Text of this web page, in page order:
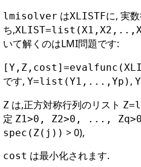
lmisolver はXLISTFに, 実
ち,
いて解くのはLMI問題です:
です, Y=list(Y1,...,Yp) ,
Z は,正方対称行列のリスト
定 Z1>0, Z2>0, ..., Zq>0
spec(Z(j)) > 0),
cost は最小化されます.